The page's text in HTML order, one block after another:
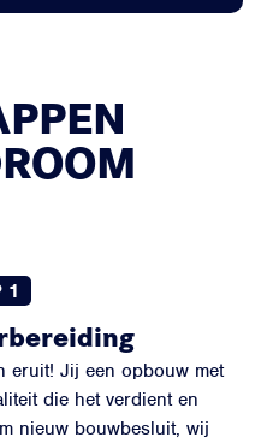
1
eruit! Jij een opbouw met
die het verdient en
nieuw bouwbesluit, wij